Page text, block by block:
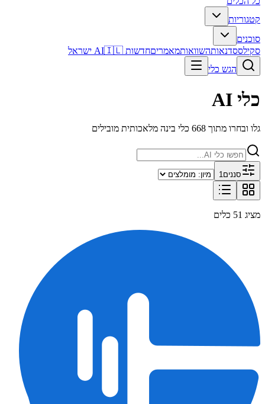
קטגוריות
סוכנים
סקילססדנאותהשוואותמאמריםחדשות AI 🇮🇱 ישראל
הגש כלי
כלי AI
גלו ובחרו מתוך 668 כלי בינה מלאכותית מובילים
סננים1
מציג 51 כלים